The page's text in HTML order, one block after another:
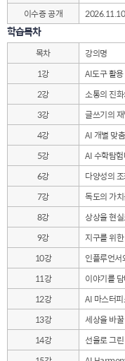
이수증 공개
학습목차
목차
강의명
1강
AI도구 활
2강
소통의 진
3강
글쓰기의
4강
AI 개별 맞
5강
AI 수학탐
6강
다양성의
7강
독도의 가
8강
상상을 현
9강
지구를 위
10강
인플루언서
11강
이야기를
12강
AI 마스터
13강
세상을 바
14강
선율로 그